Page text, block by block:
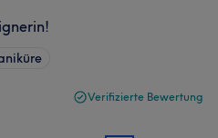
Verifizierte Bewertung